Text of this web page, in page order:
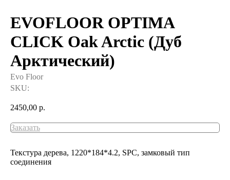
EVOFLOOR OPTIMA
CLICK Oak Arctic (Дуб
Арктический)
Evo Floor
SKU:
2450,00 р.
Заказать
Текстура дерева, 1220*184*4.2, SPC, замковый тип
соединения